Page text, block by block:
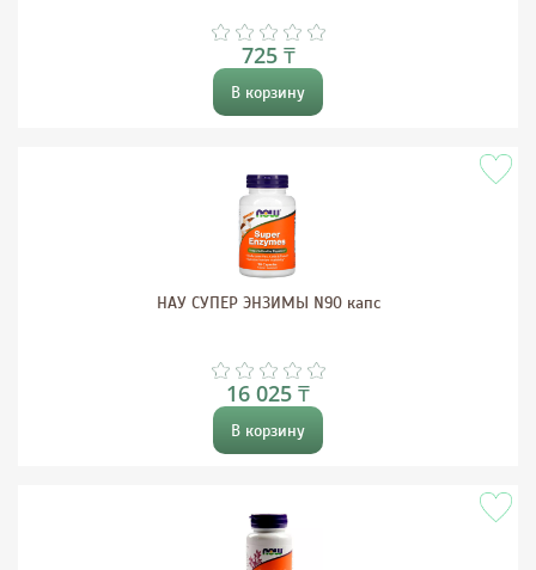
725 ₸
В корзину
НАУ СУПЕР ЭНЗИМЫ N90 капс
16 025 ₸
В корзину